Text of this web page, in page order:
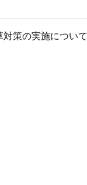
策の実施について